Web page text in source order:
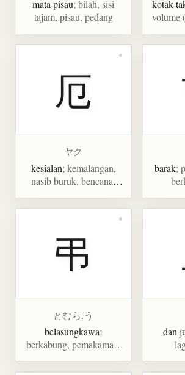
mata pisau; bilah, sisi
tajam, pisau, pedang
kotak
volume
厄
ヤク
kesialan; kemalangan,
nasib buruk, bencana,
barak;
弔
とむら.う
belasungkawa;
berkabung, pemakaman,
dan